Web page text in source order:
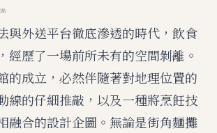
與外送平台徹底滲透的時代，飲食
經歷了一場前所未有的空間剝離。
的成立，必然伴隨著對地理位置的
線的仔細推敲，以及一種將烹飪技
融合的設計企圖。無論是街角麵攤